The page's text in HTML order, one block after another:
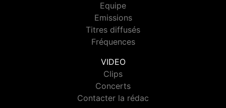
Equipe
Emissions
Titres diffusés
Fréquences
VIDEO
Clips
Concerts
Contacter la rédac